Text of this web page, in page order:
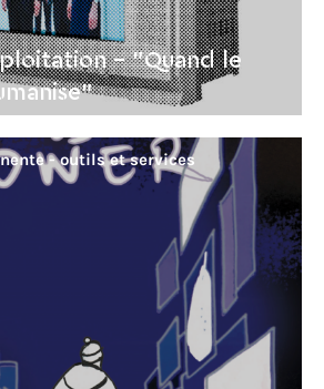
– "Quand le
- outils et services